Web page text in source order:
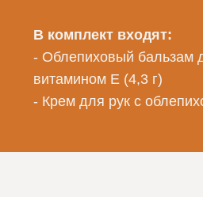
В комплект входят:
- Облепиховый бальзам
витамином Е (4,3 г)
- Крем для рук с